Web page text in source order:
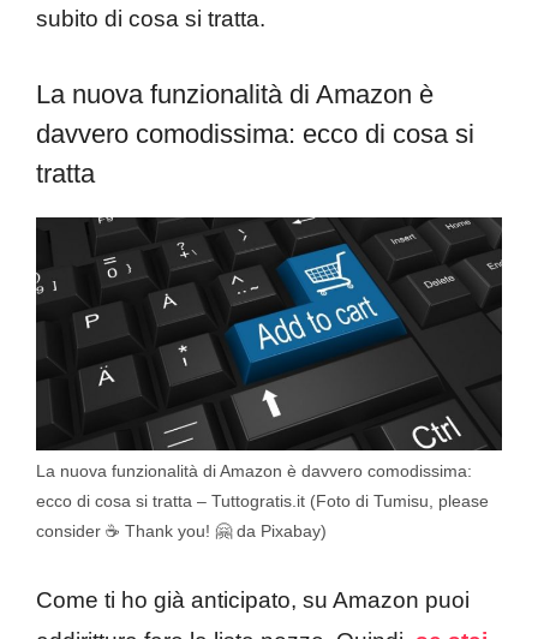
subito di cosa si tratta.
La nuova funzionalità di Amazon è
davvero comodissima: ecco di cosa si
tratta
La nuova funzionalità di Amazon è davvero comodissima:
ecco di cosa si tratta – Tuttogratis.it (Foto di Tumisu, please
consider ☕ Thank you! 🤗 da Pixabay)
Come ti ho già anticipato, su Amazon puoi